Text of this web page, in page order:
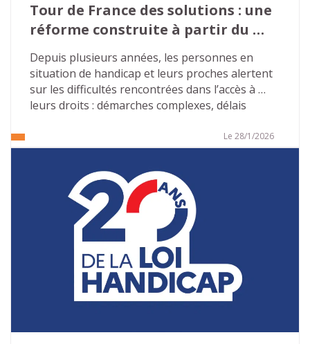
Tour de France des solutions : une
réforme construite à partir du
terrain
Depuis plusieurs années, les personnes en
situation de handicap et leurs proches alertent
sur les difficultés rencontrées dans l’accès à
leurs droits : démarches complexes, délais
droits. Face à ce constat largement partagé, le
Tour de France des solutions a été lancé en
2025 par le ministère chargé de l’Autonomie et
du Handicap afin de repenser en profondeur le
fonctionnement des Maisons départementales
des personnes handicapées (MDPH).
Le 28/1/2026